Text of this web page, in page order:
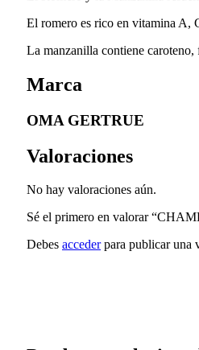
El romero es rico en vitamina A,
La manzanilla contiene
Marca
OMA GERTRUE
Valoraciones
No hay valoraciones aún.
Sé el primero en valorar
Debes accederpara publicar una